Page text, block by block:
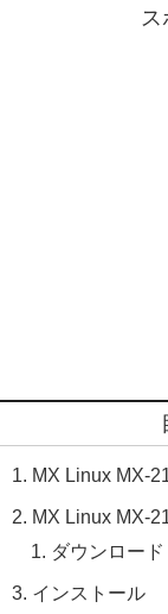
ス
MX Linux MX-
MX Linux MX-
ダウンロード
インストール